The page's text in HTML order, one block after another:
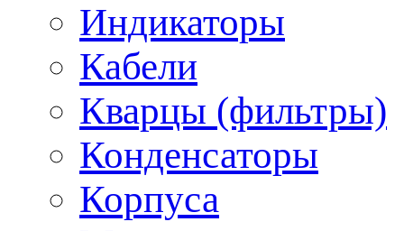
Индикаторы
Кабели
Кварцы (фильтры)
Конденсаторы
Корпуса